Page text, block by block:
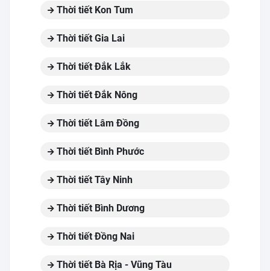
Thời tiết Kon Tum
Thời tiết Gia Lai
Thời tiết Đắk Lắk
Thời tiết Đắk Nông
Thời tiết Lâm Đồng
Thời tiết Bình Phước
Thời tiết Tây Ninh
Thời tiết Bình Dương
Thời tiết Đồng Nai
Thời tiết Bà Rịa - Vũng Tàu